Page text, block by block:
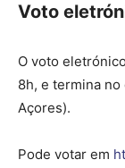
Voto
O voto
8h, e termina
Açores).
Pode votar em